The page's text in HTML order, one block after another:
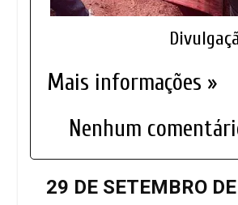
Mais informações »
Nenhum
29 DE SETEMBRO